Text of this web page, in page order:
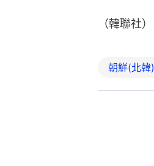
（韓聯社）
朝鮮(北韓)